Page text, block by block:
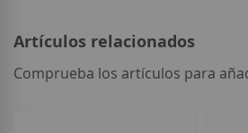
Artículos relacionados
Comprueba los artículos para